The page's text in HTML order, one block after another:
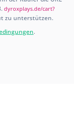
dyroxplays.de/cart?
zu unterstützen.
.